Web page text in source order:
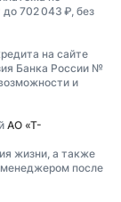
до 702 043 ₽, без
на сайте
Банка России №
и
АО «Т-
жизни, а также
после